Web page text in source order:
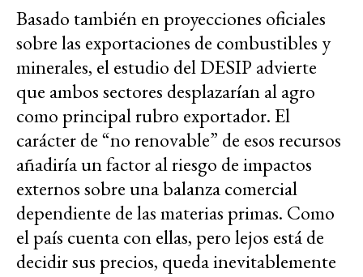
Basado también en proyecciones oficiales
sobre las exportaciones de combustibles y
minerales, el estudio del DESIP advierte
que ambos sectores desplazarían al agro
como principal rubro exportador. El
carácter de “no renovable” de esos recursos
añadiría un factor al riesgo de impactos
externos sobre una balanza comercial
dependiente de las materias primas. Como
el país cuenta con ellas, pero lejos está de
decidir sus precios, queda inevitablemente